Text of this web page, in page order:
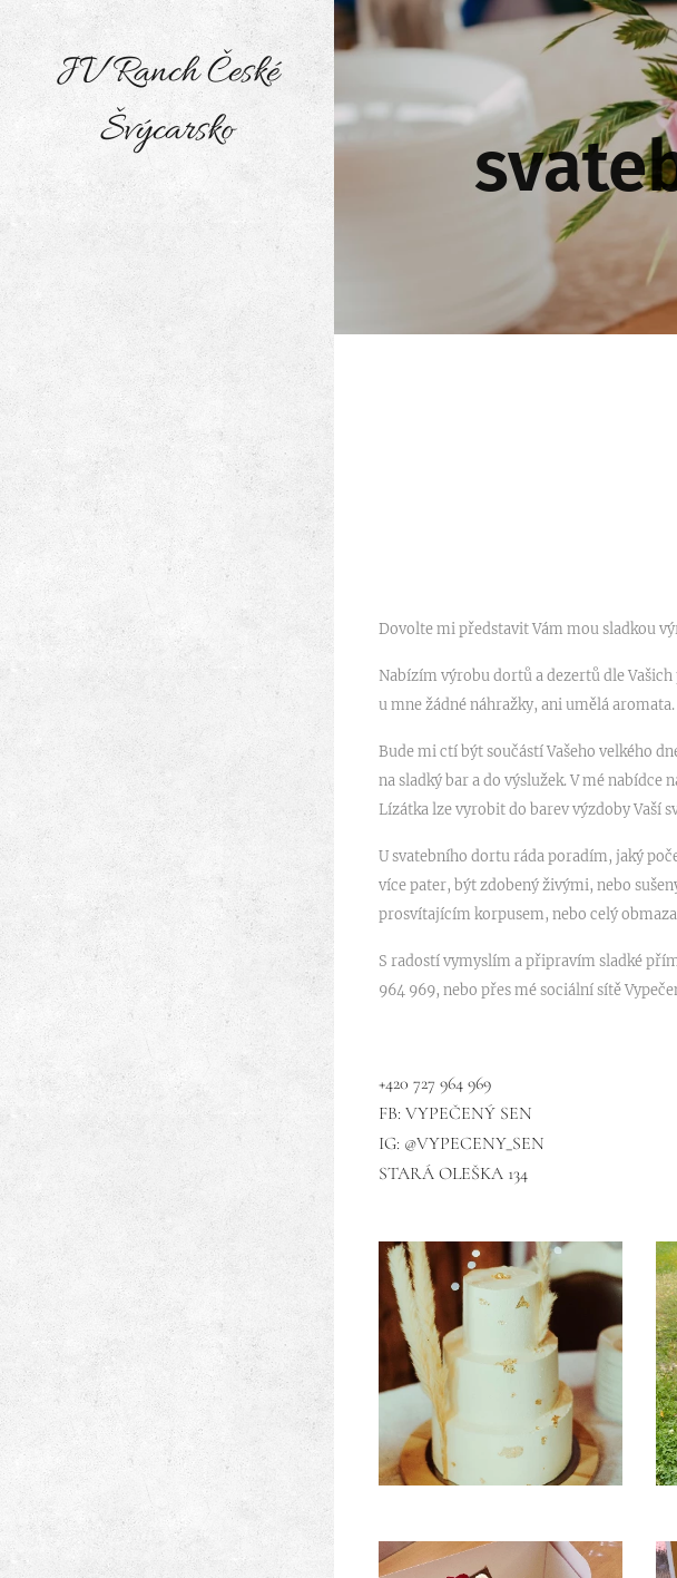
JV Ranch České
Švýcarsko
Dovolte mi představit Vám mou sladkou
Nabízím výrobu dortů a dezertů dle
u mne žádné náhražky, ani umělá aromata.
Bude mi ctí být součástí Vašeho velkého
na sladký bar a do výslužek. V mé
Lízátka lze vyrobit do barev výzdoby Vaší
U svatebního dortu ráda poradím, jaký
více pater, být zdobený živými, nebo
prosvítajícím korpusem, nebo celý
S radostí vymyslím a připravím sladké
964 969, nebo přes mé sociální sítě
+420 727 964 969
FB: VYPEČENÝ SEN
IG: @VYPECENY_SEN
STARÁ OLEŠKA 134